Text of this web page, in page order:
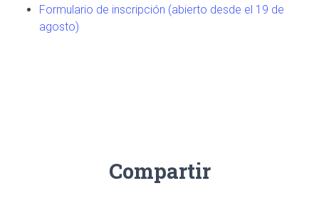
Formulario de inscripción (abierto desde el 19 de
agosto)
Compartir